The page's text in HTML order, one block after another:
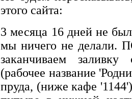
этого сайта:
3 месяца 16 дней не
мы ничего не
заканчиваем
(рабочее название
пруда, (ниже кафе